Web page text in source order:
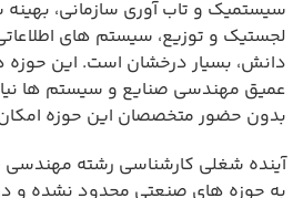
سیستمیک و تاب آوری سازمانی،
لجستیک و توزیع، سیستم های
دانش، بسیار درخشان است. این
عمیق مهندسی صنایع و سیستم ها
بدون حضور متخصصان این حوزه
آینده شغلی کارشناسی رشته
به حوزه های صنعتی محدود نشده و